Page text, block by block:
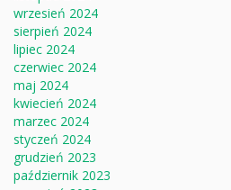
wrzesień 2024
sierpień 2024
lipiec 2024
czerwiec 2024
maj 2024
kwiecień 2024
marzec 2024
styczeń 2024
grudzień 2023
październik 2023